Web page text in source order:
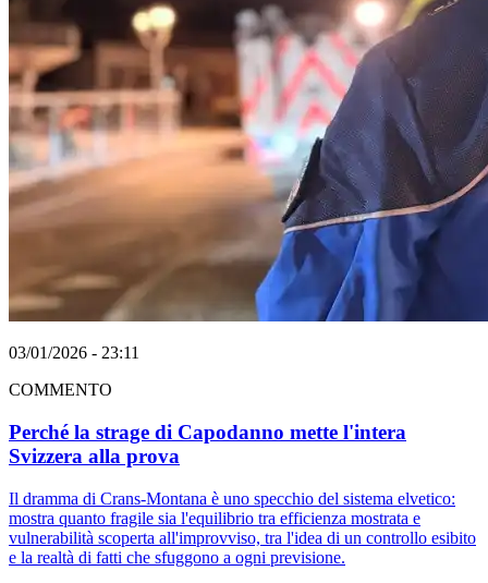
03/01/2026 - 23:11
COMMENTO
Perché la strage di Capodanno mette l'intera
Svizzera alla prova
Il dramma di Crans-Montana è uno specchio del sistema elvetico:
mostra quanto fragile sia l'equilibrio tra efficienza mostrata e
vulnerabilità scoperta all'improvviso, tra l'idea di un controllo esibito
e la realtà di fatti che sfuggono a ogni previsione.